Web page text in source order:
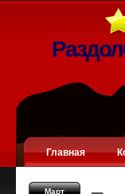
Главная
Март